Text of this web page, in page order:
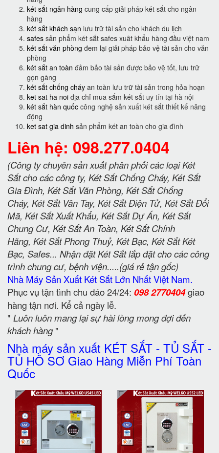
két sắt ngân hàng cung cấp giải pháp két sắt cho ngân
hàng
két sắt khách sạn lưu trữ tài sản cho khách du lịch
safes sản phẩm két sắt safes xuât khẩu hàng đầu việt nam
két sắt văn phòng đem lại giải pháp bảo vệ tài sản cho văn
phòng
két sắt an toàn đảm bảo tài sản được bảo vệ tốt, lưu trữ
gọn gàng
két sắt chống cháy an toàn lưu trữ tài sản trong hỏa hoạn
ket sat ha noi địa chỉ mua sắm két sắt uy tín tại hà nội
két sắt hàn quốc công nghệ sản xuất két sắt thiết kế năng
động
ket sat gia dinh sản phẩm két an toàn cho gia đình
Liên hệ: 098.277.0404
(Công ty chuyên sản xuất phân phối các loại Két
Sắt cho các công ty, Két Sắt Chống Cháy, Két Sắt
Gia Đình, Két Sắt Văn Phòng, Két Sắt Chống
Cháy, Két Sắt Vân Tay, Két Sắt Điện Tử, Két Sắt Đổi
Mã, Két Sắt Xuất Khẩu, Két Sắt Dự Án, Két Sắt
Chung Cư, Két Sắt An Toàn, Két Sắt Chính
Hãng, Két Sắt Phong Thuỷ, Két Bạc, Két Sắt Két
Bạc, Safes... Nhận đặt Két Sắt lắp đặt cho các công
trình chung cư, bệnh viện.....(giá rẻ tận gốc)
Nhà Máy Sản Xuất Két Sắt Lớn Nhất Việt Nam.
Phục vụ tận tình chu đáo 24/24: 098 2770404giao
hàng tận nơi. Kể cả ngày lễ.
" Luôn luôn mang lại sự hài lòng mong đợi đến
khách hàng"
Nhà máy sản xuất KÉT SẮT - TỦ SẮT -
TỦ HỒ SƠ Giao Hàng Miễn Phí Toàn
Quốc